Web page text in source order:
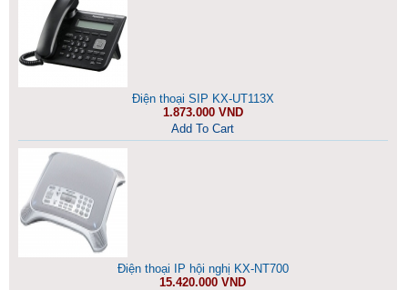
Điện thoại SIP KX-UT113X
1.873.000 VND
Add To Cart
Điện thoại IP hội nghị KX-NT700
15.420.000 VND